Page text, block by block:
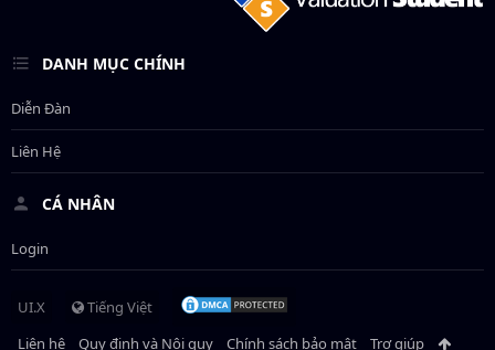
DANH MỤC CHÍNH
Diễn Đàn
Liên Hệ
CÁ NHÂN
Login
UI.X
Tiếng Việt
Liên hệ
Quy định và Nội quy Chính sách bảo mật Trợ giúp